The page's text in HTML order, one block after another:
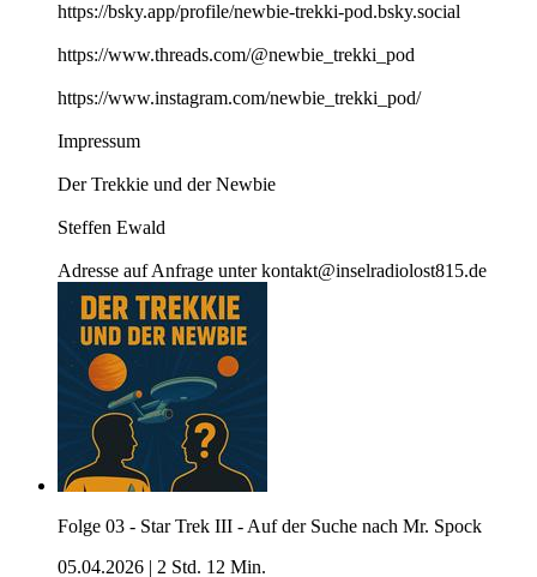
https://bsky.app/profile/newbie-trekki-pod.bsky.social
https://www.threads.com/@newbie_trekki_pod
https://www.instagram.com/newbie_trekki_pod/
Impressum
Der Trekkie und der Newbie
Steffen Ewald
Adresse auf Anfrage unter kontakt@inselradiolost815.de
Folge 03 - Star Trek III - Auf der Suche nach Mr. Spock
05.04.2026
2 Std. 12 Min.